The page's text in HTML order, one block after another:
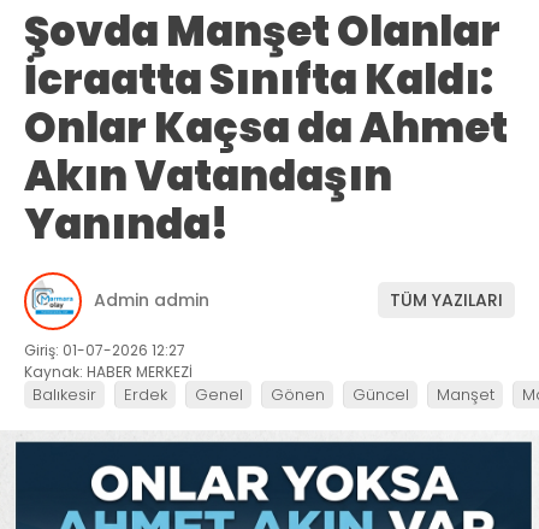
Şovda Manşet Olanlar
İcraatta Sınıfta Kaldı:
Onlar Kaçsa da Ahmet
Akın Vatandaşın
Yanında!
Admin admin TÜM YAZILARI
Giriş: 01-07-2026 12:27
Kaynak: HABER MERKEZİ
Balıkesir Erdek Genel Gönen Güncel Manşet